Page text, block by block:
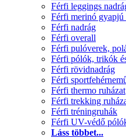
Férfi leggings
Férfi merinó gyapjú
Férfi nadrág
Férfi overall
Férfi pulóverek,
Férfi pólók, trikók
Férfi rövidnadrág
Férfi
Férfi thermo ruházat
Férfi trekking
Férfi tréningruhák
Férfi UV-védő
Láss többet...